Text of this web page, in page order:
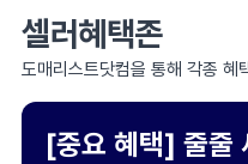
셀러혜택존
도매리스트닷컴을 통해 각종 혜
[중요 혜택] 줄줄